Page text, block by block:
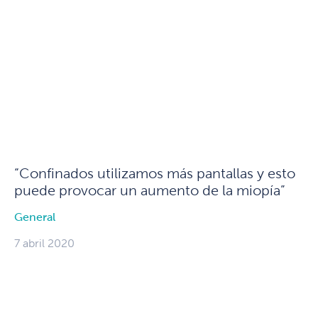
“Confinados utilizamos más pantallas y esto
puede provocar un aumento de la miopía”
General
7 abril 2020